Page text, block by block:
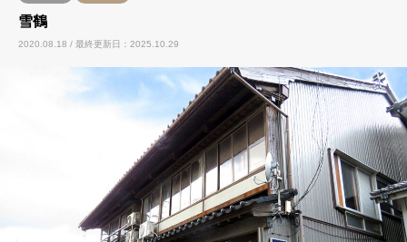
雪鶴
2020.08.18 / 最終更新日：2025.10.29